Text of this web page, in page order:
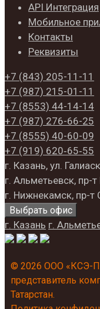
API Интеграция
Мобильное
Контакты
Реквизиты
+7 (843) 205-11-11
+7 (987) 215-01-11
+7 (8553) 44-14-14
+7 (987) 276-66-25
+7 (8555) 40-60-09
+7 (919) 620‑65‑55
г. Казань, ул.
г. Альметьевск, пр-
г. Нижнекамск, пр-т
Выбрать офис
г. Казань г.
© 2026 ООО «КСЭ-
представитель
Татарстан.